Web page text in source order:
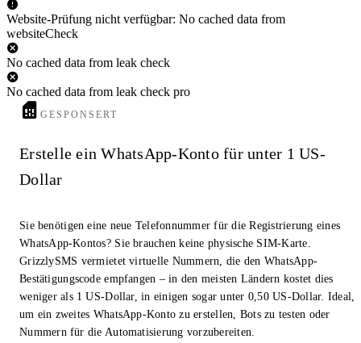
Website-Prüfung nicht verfügbar: No cached data from
websiteCheck
No cached data from leak check
No cached data from leak check pro
GESPONSERT
Erstelle ein WhatsApp-Konto für unter 1 US-
Dollar
Sie benötigen eine neue Telefonnummer für die Registrierung eines
WhatsApp-Kontos? Sie brauchen keine physische SIM-Karte.
GrizzlySMS vermietet virtuelle Nummern, die den WhatsApp-
Bestätigungscode empfangen – in den meisten Ländern kostet dies
weniger als 1 US-Dollar, in einigen sogar unter 0,50 US-Dollar. Ideal,
um ein zweites WhatsApp-Konto zu erstellen, Bots zu testen oder
Nummern für die Automatisierung vorzubereiten.